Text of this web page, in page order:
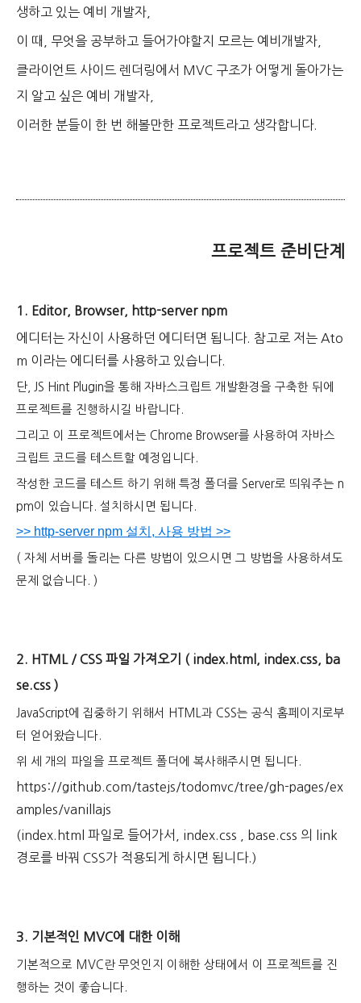
생하고 있는 예비 개발자,
이 때, 무엇을 공부하고 들어가야할지 모르는 예비개발자,
클라이언트 사이드 렌더링에서 MVC 구조가 어떻게 돌아가는
지 알고 싶은 예비 개발자,
이러한 분들이 한 번 해볼만한 프로젝트라고 생각합니다.
프로젝트 준비단계
1. Editor, Browser, http-server npm
에디터는 자신이 사용하던 에디터면 됩니다. 참고로 저는 Ato
m 이라는 에디터를 사용하고 있습니다.
단, JS Hint Plugin을 통해 자바스크립트 개발환경을 구축한 뒤에
프로젝트를 진행하시길 바랍니다.
그리고 이 프로젝트에서는 Chrome Browser를 사용하여 자바스
크립트 코드를 테스트할 예정입니다.
작성한 코드를 테스트 하기 위해 특정 폴더를 Server로 띄워주는 n
pm이 있습니다. 설치하시면 됩니다.
>> http-server npm 설치, 사용 방법 >>
( 자체 서버를 돌리는 다른 방법이 있으시면 그 방법을 사용하셔도
문제 없습니다. )
2. HTML / CSS 파일 가져오기 ( index.html, index.css, ba
se.css )
JavaScript에 집중하기 위해서 HTML과 CSS는 공식 홈페이지로부
터 얻어왔습니다.
위 세 개의 파일을 프로젝트 폴더에 복사해주시면 됩니다.
https://github.com/tastejs/todomvc/tree/gh-pages/ex
amples/vanillajs
(index.html 파일로 들어가서, index.css , base.css 의 link
경로를 바꿔 CSS가 적용되게 하시면 됩니다.)
3. 기본적인 MVC에 대한 이해
기본적으로 MVC란 무엇인지 이해한 상태에서 이 프로젝트를 진
행하는 것이 좋습니다.